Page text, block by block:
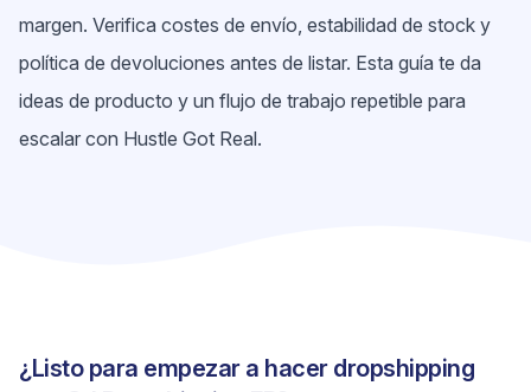
margen. Verifica costes de envío, estabilidad de stock y
política de devoluciones antes de listar. Esta guía te da
ideas de producto y un flujo de trabajo repetible para
escalar con Hustle Got Real.
¿Listo para empezar a hacer dropshipping